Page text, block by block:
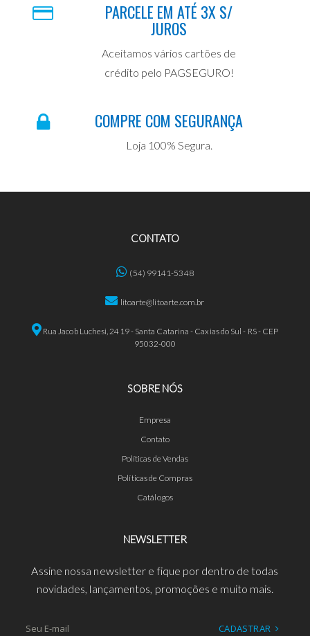
PARCELE EM ATÉ 3X S/
JUROS
Aceitamos vários cartões de
crédito pelo PAGSEGURO!
COMPRE COM SEGURANÇA
Loja 100% Segura.
CONTATO
(54) 99141-5348
litoarte@litoarte.com.br
Rua Jacob Luchesi, 2419 - Santa Catarina - Caxias do Sul - RS - CEP
95032-000
SOBRE NÓS
Empresa
Contato
Políticas de Vendas
Políticas de Compras
Catálogos
NEWSLETTER
Assine nossa newsletter e fique por dentro de todas
novidades, lançamentos, promoções e muito mais.
CADASTRAR